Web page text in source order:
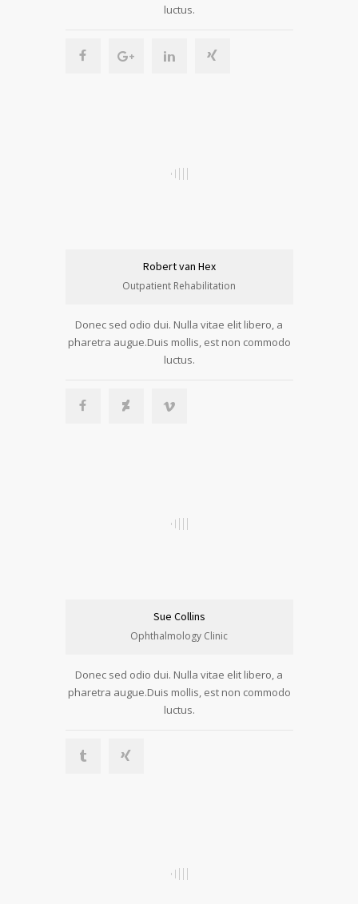
luctus.
Robert van Hex
Outpatient Rehabilitation
Donec sed odio dui. Nulla vitae elit libero, a
pharetra augue.Duis mollis, est non commodo
luctus.
Sue Collins
Ophthalmology Clinic
Donec sed odio dui. Nulla vitae elit libero, a
pharetra augue.Duis mollis, est non commodo
luctus.